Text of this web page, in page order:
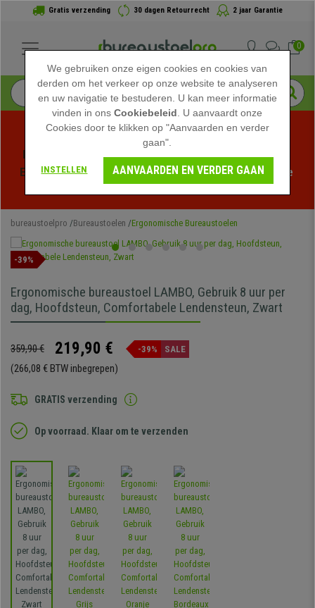
Gratis verzending 30 dagen Retourrecht 2 jaar Garantie
0
Profiteer van de Zomeruitverkoop bij bureaustoelpro!
Exclusieve kortingen voor een beperkte tijd - Bekijk de
bureaustoelpro Bureaustoelen Ergonomische Bureaustoelen
-39%
Ergonomische bureaustoel LAMBO, Gebruik 8 uur per
dag, Hoofdsteun, Comfortabele Lendensteun, Zwart
359,90 € 219,90 € -39% SALE
(266,08 € BTW inbegrepen)
GRATIS verzending
Op voorraad. Klaar om te verzenden
We gebruiken onze eigen cookies en cookies van
derden om het verkeer op onze website te analyseren
en uw navigatie te bestuderen. U kan meer informatie
vinden in onsCookiebeleid . U aanvaardt onze
Cookies door te klikken op "Aanvaarden en verder
gaan".
INSTELLEN AANVAARDEN EN VERDER GAAN